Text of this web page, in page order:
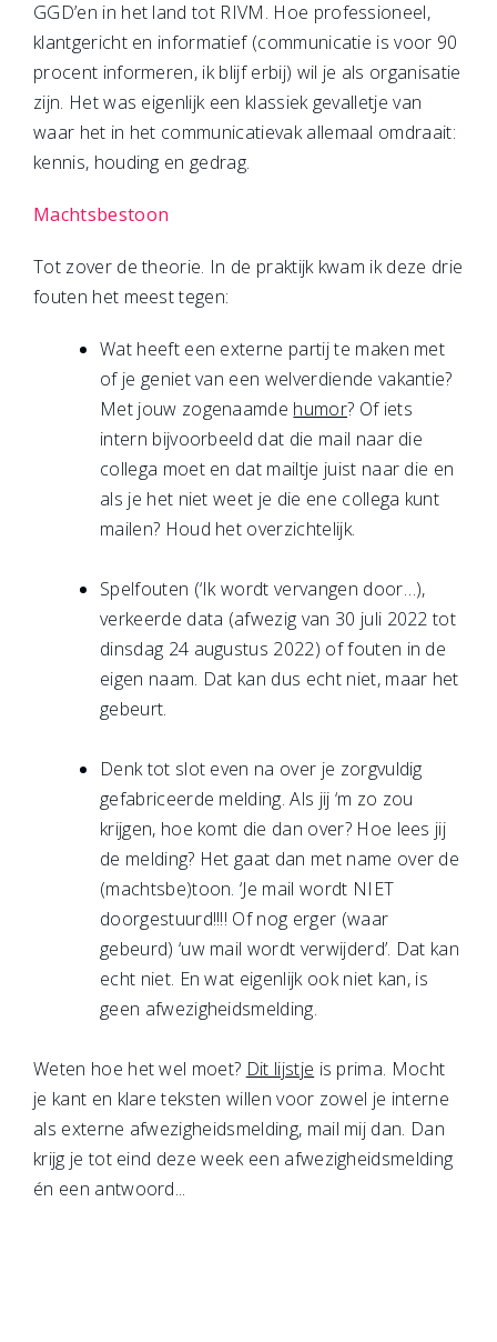
GGD’en in het land tot RIVM. Hoe professioneel,
klantgericht en informatief (communicatie is voor 90
procent informeren, ik blijf erbij) wil je als organisatie
zijn. Het was eigenlijk een klassiek gevalletje van
waar het in het communicatievak allemaal omdraait:
kennis, houding en gedrag.
Machtsbestoon
Tot zover de theorie. In de praktijk kwam ik deze drie
fouten het meest tegen:
Wat heeft een externe partij te maken met
of je geniet van een welverdiende vakantie?
Met jouw zogenaamde humor? Of iets
intern bijvoorbeeld dat die mail naar die
collega moet en dat mailtje juist naar die en
als je het niet weet je die ene collega kunt
mailen? Houd het overzichtelijk.
Spelfouten (‘Ik wordt vervangen door…),
verkeerde data (afwezig van 30 juli 2022 tot
dinsdag 24 augustus 2022) of fouten in de
eigen naam. Dat kan dus echt niet, maar het
gebeurt.
Denk tot slot even na over je zorgvuldig
gefabriceerde melding. Als jij ‘m zo zou
krijgen, hoe komt die dan over? Hoe lees jij
de melding? Het gaat dan met name over de
(machtsbe)toon. ‘Je mail wordt NIET
doorgestuurd!!!! Of nog erger (waar
gebeurd) ‘uw mail wordt verwijderd’. Dat kan
echt niet. En wat eigenlijk ook niet kan, is
geen afwezigheidsmelding.
Weten hoe het wel moet? Dit lijstje is prima. Mocht
je kant en klare teksten willen voor zowel je interne
als externe afwezigheidsmelding, mail mij dan. Dan
krijg je tot eind deze week een afwezigheidsmelding
én een antwoord...